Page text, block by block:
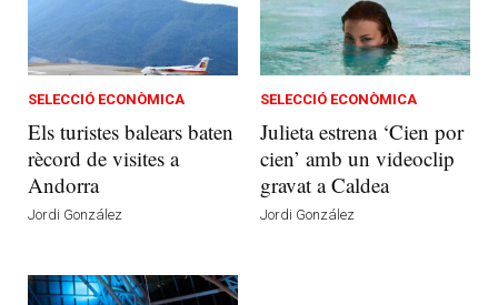
SELECCIÓ ECONÒMICA
Els turistes balears baten
rècord de visites a
Andorra
Jordi González
SELECCIÓ ECONÒMICA
Julieta estrena ‘Cien por
cien’ amb un videoclip
gravat a Caldea
Jordi González